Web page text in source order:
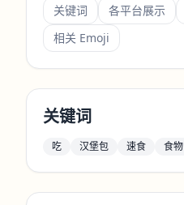
关键词 各平台展示
相关 Emoji
关键词
吃 汉堡包 速食 食物